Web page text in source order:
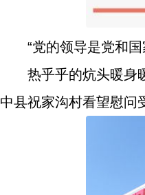
“党的领导是党和
热乎乎的炕头暖身
中县祝家沟村看望慰问